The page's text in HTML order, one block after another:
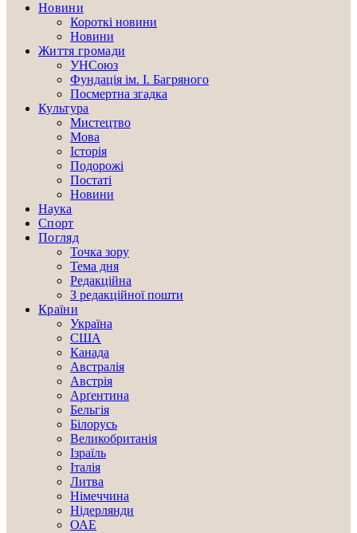
Новини
Короткі новини
Новини
Життя громади
УНСоюз
Фундація ім. І. Багряного
Посмертна згадка
Культура
Мистецтво
Мова
Історія
Подорожі
Постаті
Новини
Наука
Спорт
Погляд
Точка зору
Тема дня
Редакційна
З редакційної пошти
Країни
Україна
США
Канада
Австралія
Австрія
Арґентина
Бельгія
Білорусь
Великобританія
Ізраїль
Італія
Литва
Німеччина
Нідерлянди
ОАЕ